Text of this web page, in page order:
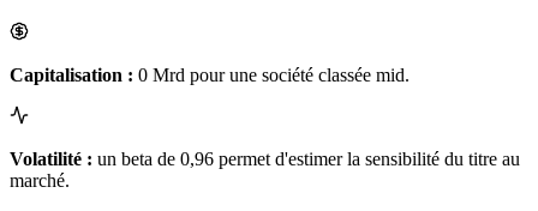
Capitalisation : 0 Mrd pour une société classée mid.
Volatilité : un beta de 0,96 permet d'estimer la sensibilité du titre au
marché.